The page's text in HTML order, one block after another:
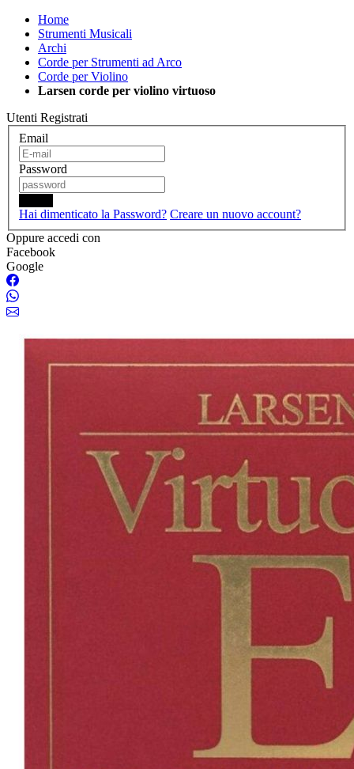
Home
Strumenti Musicali
Archi
Corde per Strumenti ad Arco
Corde per Violino
Larsen corde per violino virtuoso
Utenti Registrati
Email
Password
Hai dimenticato la Password? Creare un nuovo account?
Oppure accedi con
Facebook
Google